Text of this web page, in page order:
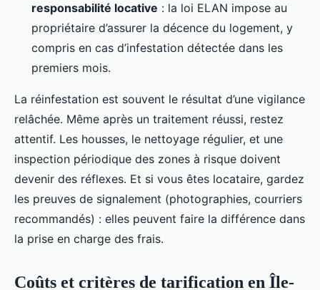
responsabilité locative : la loi ELAN impose au
propriétaire d’assurer la décence du logement, y
compris en cas d’infestation détectée dans les
premiers mois.
La réinfestation est souvent le résultat d’une vigilance
relâchée. Même après un traitement réussi, restez
attentif. Les housses, le nettoyage régulier, et une
inspection périodique des zones à risque doivent
devenir des réflexes. Et si vous êtes locataire, gardez
les preuves de signalement (photographies, courriers
recommandés) : elles peuvent faire la différence dans
la prise en charge des frais.
Coûts et critères de tarification en Île-